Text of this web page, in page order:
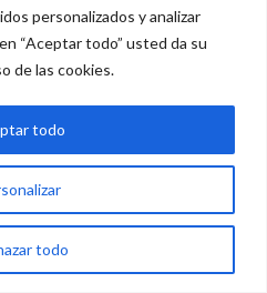
personalizados y analizar
“Aceptar todo” usted da su
de las cookies.
todo
todo
- NextGenerationEU
Madrid, Spain